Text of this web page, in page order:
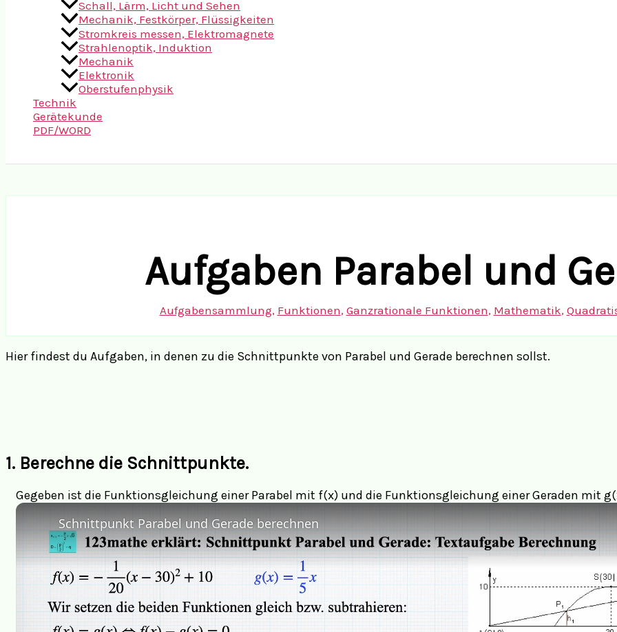
Schall, Lärm, Licht und Sehen
Mechanik, Festkörper, Flüssigkeiten
Stromkreis messen, Elektromagnete
Strahlenoptik, Induktion
Mechanik
Elektronik
Oberstufenphysik
Technik
Gerätekunde
PDF/WORD
Aufgaben Parabel und
Aufgabensammlung, Funktionen, Ganzrationale Funktionen, Mathematik,
Hier findest du Aufgaben, in denen zu die Schnittpunkte von Parabel und Gerade berechnen sollst.
1. Berechne die Schnittpunkte.
Gegeben ist die Funktionsgleichung einer Parabel mit f(x) und die Funktionsgleichung einer Geraden mit
Schnittpunkt Parabel und Gerade berechnen